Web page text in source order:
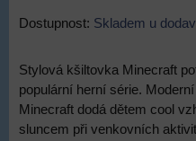
Dostupnost: Skladem u
Stylová kšiltovka Minecraft
populární herní série.
Minecraft dodá dětem cool
sluncem při venkovních